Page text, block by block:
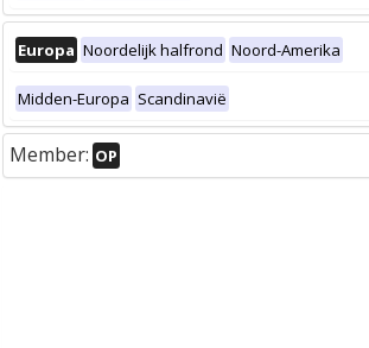
Europa Noordelijk halfrond Noord-Amerika
Midden-Europa Scandinavië
Member: OP